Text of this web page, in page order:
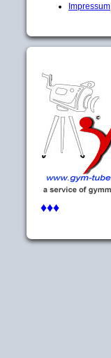
Impressum
♦♦♦